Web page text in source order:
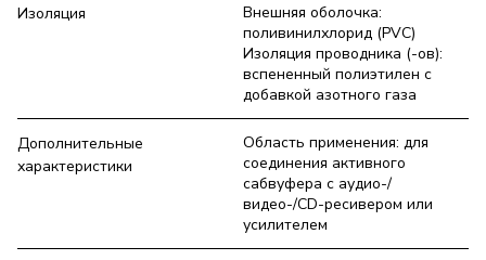
Изоляция
Внешняя оболочка:
поливинилхлорид (PVC)
Изоляция проводника (-ов):
вспененный полиэтилен с
добавкой азотного газа
Дополнительные
характеристики
Область применения: для
соединения активного
сабвуфера с аудио-/
видео-/CD-ресивером или
усилителем